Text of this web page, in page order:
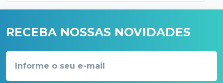
RECEBA NOSSAS NOVIDADES